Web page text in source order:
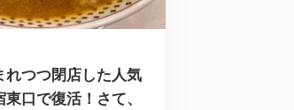
れつつ閉店した人気
口で復活！さて、